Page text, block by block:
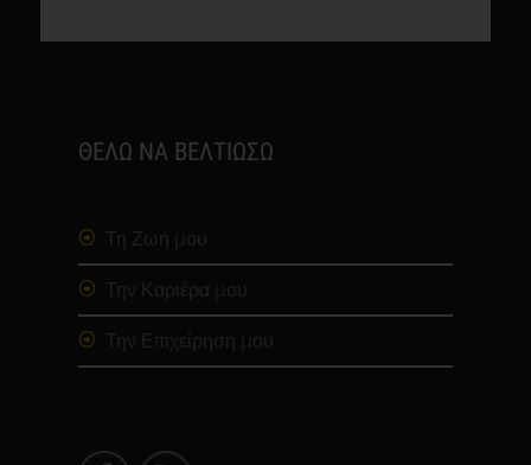
ΘΕΛΩ ΝΑ ΒΕΛΤΙΩΣΩ
Τη Ζωή μου
Την Καριέρα μου
Την Επιχείρηση μου